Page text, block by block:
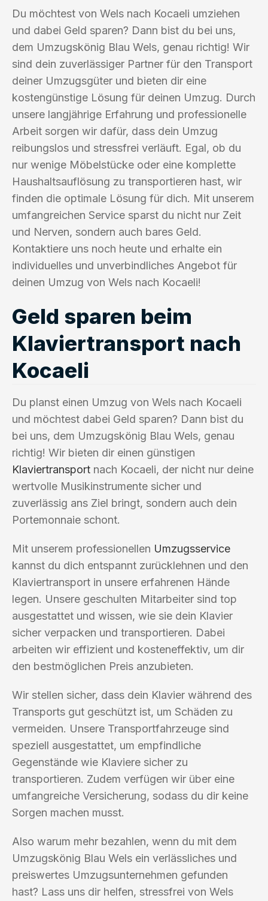
Du möchtest von Wels nach Kocaeli umziehen
und dabei Geld sparen? Dann bist du bei uns,
dem Umzugskönig Blau Wels, genau richtig! Wir
sind dein zuverlässiger Partner für den Transport
deiner Umzugsgüter und bieten dir eine
kostengünstige Lösung für deinen Umzug. Durch
unsere langjährige Erfahrung und professionelle
Arbeit sorgen wir dafür, dass dein Umzug
reibungslos und stressfrei verläuft. Egal, ob du
nur wenige Möbelstücke oder eine komplette
Haushaltsauflösung zu transportieren hast, wir
finden die optimale Lösung für dich. Mit unserem
umfangreichen Service sparst du nicht nur Zeit
und Nerven, sondern auch bares Geld.
Kontaktiere uns noch heute und erhalte ein
individuelles und unverbindliches Angebot für
deinen Umzug von Wels nach Kocaeli!
Geld sparen beim
Klaviertransport nach
Kocaeli
Du planst einen Umzug von Wels nach Kocaeli
und möchtest dabei Geld sparen? Dann bist du
bei uns, dem Umzugskönig Blau Wels, genau
richtig! Wir bieten dir einen günstigen
Klaviertransport nach Kocaeli, der nicht nur deine
wertvolle Musikinstrumente sicher und
zuverlässig ans Ziel bringt, sondern auch dein
Portemonnaie schont.
Mit unserem professionellen Umzugsservice
kannst du dich entspannt zurücklehnen und den
Klaviertransport in unsere erfahrenen Hände
legen. Unsere geschulten Mitarbeiter sind top
ausgestattet und wissen, wie sie dein Klavier
sicher verpacken und transportieren. Dabei
arbeiten wir effizient und kosteneffektiv, um dir
den bestmöglichen Preis anzubieten.
Wir stellen sicher, dass dein Klavier während des
Transports gut geschützt ist, um Schäden zu
vermeiden. Unsere Transportfahrzeuge sind
speziell ausgestattet, um empfindliche
Gegenstände wie Klaviere sicher zu
transportieren. Zudem verfügen wir über eine
umfangreiche Versicherung, sodass du dir keine
Sorgen machen musst.
Also warum mehr bezahlen, wenn du mit dem
Umzugskönig Blau Wels ein verlässliches und
preiswertes Umzugsunternehmen gefunden
hast? Lass uns dir helfen, stressfrei von Wels